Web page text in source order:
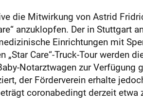
die Mitwirkung von Astrid
anzuklopfen. Der in Stuttgart
Einrichtungen mit
Care“-Truck-Tour werden
Notarztwagen zur
der Förderverein erhalte
coronabedingt derzeit etwa